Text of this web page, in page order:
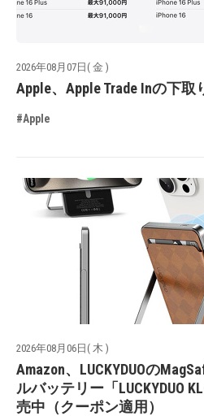
2026年08月07日( 金 )
Apple、Apple Trade Inの下取
#Apple
2026年08月06日( 木 )
Amazon、LUCKYDUOの
ルバッテリー「LUCKYDUO
売中（クーポン適用）